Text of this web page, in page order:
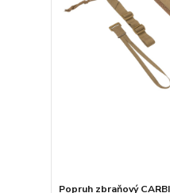
Popruh zbraňový